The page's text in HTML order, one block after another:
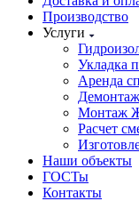
Производство
Услуги
Укладка
Аренда
Монтаж
Расчет
Наши объекты
ГОСТы
Контакты